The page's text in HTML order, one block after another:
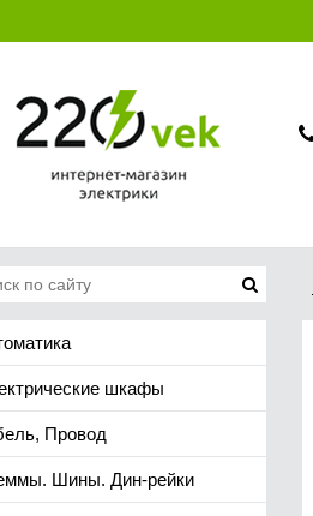
шкафы
Провод
Шины. Дин-рейки